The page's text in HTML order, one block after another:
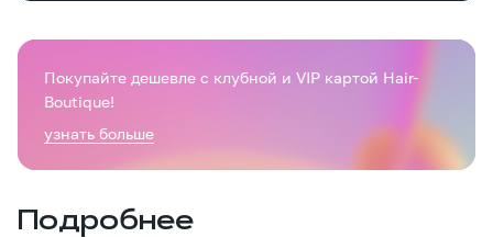
Подробнее
Покупайте дешевле с клубной и VIP картой Hair-
Boutique!
узнать больше